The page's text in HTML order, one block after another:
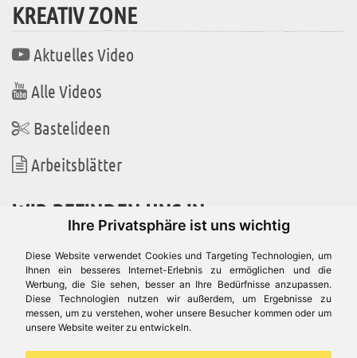
Ihre Privatsphäre ist uns wichtig
Diese Website verwendet Cookies und Targeting Technologien, um
Ihnen ein besseres Internet-Erlebnis zu ermöglichen und die
Werbung, die Sie sehen, besser an Ihre Bedürfnisse anzupassen.
Diese Technologien nutzen wir außerdem, um Ergebnisse zu
messen, um zu verstehen, woher unsere Besucher kommen oder um
unsere Website weiter zu entwickeln.
KREATIV ZONE
Aktuelles Video
Alle Videos
Bastelideen
Arbeitsblätter
WIR BEFINDEN UNS IN
Es gibt uns auch in